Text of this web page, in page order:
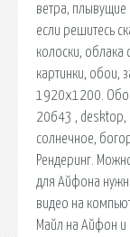
ветра, плывущие
если решитесь
колоски, облака
картинки, обои,
1920x1200.
20643 , desktop,
солнечное,
Рендеринг.
для Айфона
видео на
Майл на Айфон и